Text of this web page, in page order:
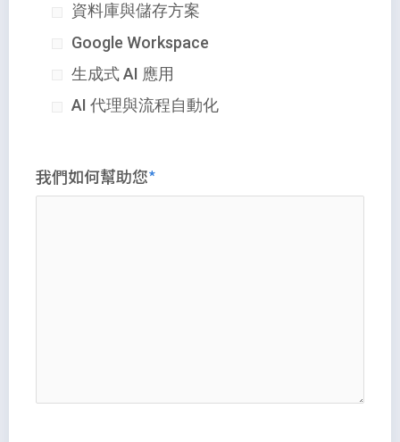
資料庫與儲存方案
Google Workspace
生成式 AI 應用
AI 代理與流程自動化
我們如何幫助您